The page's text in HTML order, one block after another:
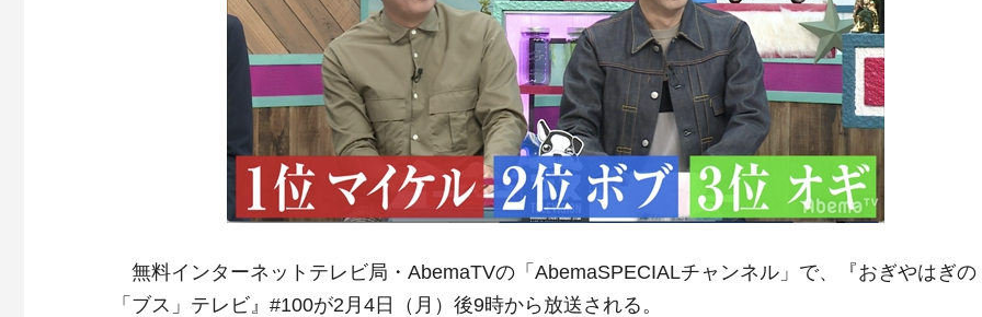
無料インターネットテレビ局・AbemaTVの「AbemaSPECIALチャンネル」で、『おぎやはぎの
「ブス」テレビ』#100が2月4日（月）後9時から放送される。